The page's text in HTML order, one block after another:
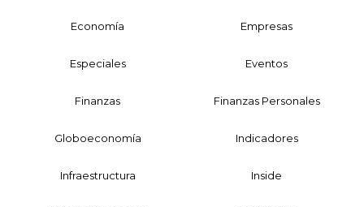
Economía Empresas
Especiales Eventos
Finanzas Finanzas Personales
Globoeconomía Indicadores
Infraestructura Inside